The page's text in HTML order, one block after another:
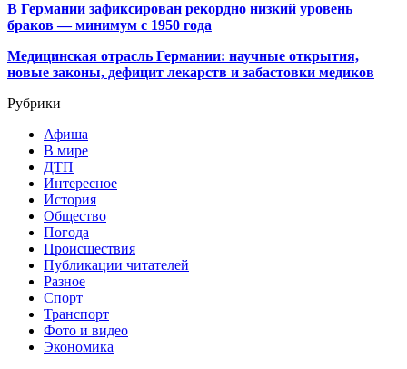
В Германии зафиксирован рекордно низкий уровень
браков — минимум с 1950 года
Медицинская отрасль Германии: научные открытия,
новые законы, дефицит лекарств и забастовки медиков
Рубрики
Афиша
В мире
ДТП
Интересное
История
Общество
Погода
Происшествия
Публикации читателей
Разное
Спорт
Транспорт
Фото и видео
Экономика